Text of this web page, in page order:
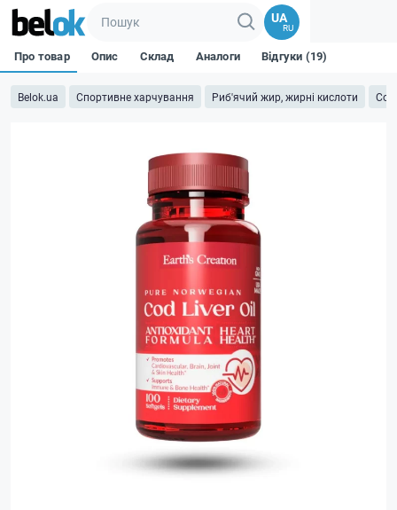
UA
RU
Belok.ua Спортивне харчування Риб'ячий жир, жирні кислоти
Про товар Опис Склад Аналоги Відгуки (19)